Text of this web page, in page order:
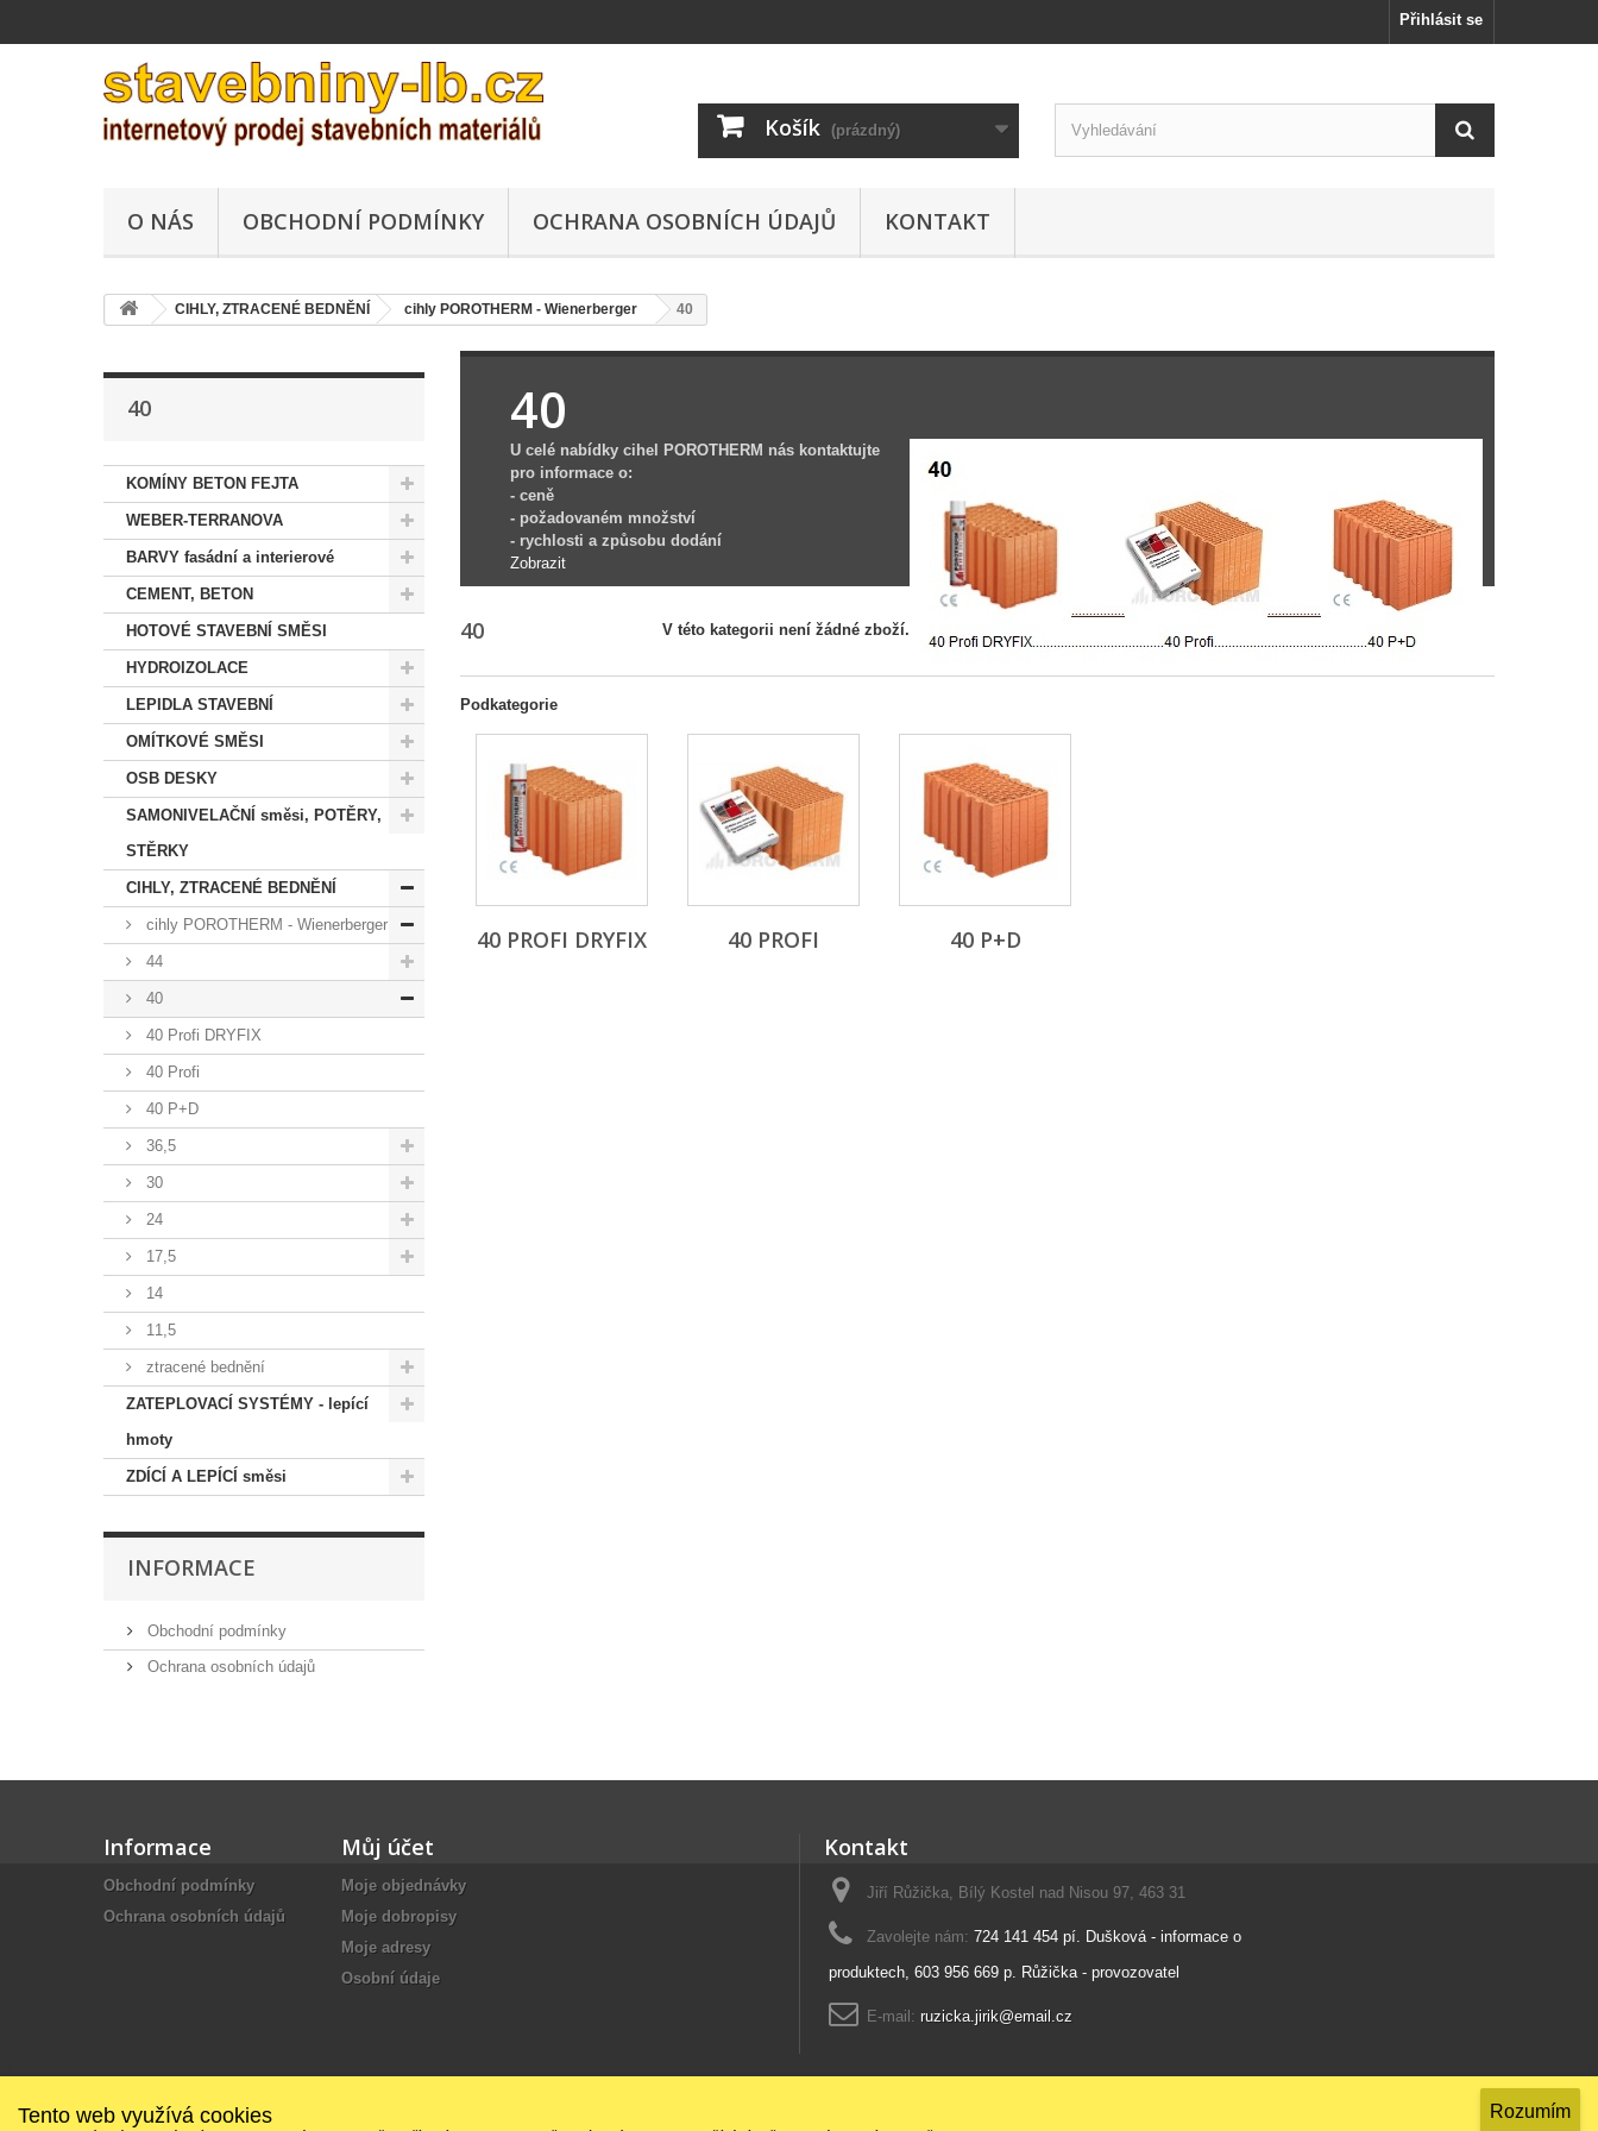
Přihlásit se
Košík (prázdný)
O NÁS OBCHODNÍ PODMÍNKY OCHRANA OSOBNÍCH ÚDAJŮ KONTAKT
CIHLY, ZTRACENÉ BEDNĚNÍ cihly POROTHERM - Wienerberger 40
40
KOMÍNY BETON FEJTA
WEBER-TERRANOVA
BARVY fasádní a interierové
CEMENT, BETON
HOTOVÉ STAVEBNÍ SMĚSI
HYDROIZOLACE
LEPIDLA STAVEBNÍ
OMÍTKOVÉ SMĚSI
OSB DESKY
SAMONIVELAČNÍ směsi, POTĚRY,
STĚRKY
CIHLY, ZTRACENÉ BEDNĚNÍ
cihly POROTHERM - Wienerberger
44
40
40 Profi DRYFIX
40 Profi
40 P+D
36,5
30
24
17,5
14
11,5
ztracené bednění
ZATEPLOVACÍ SYSTÉMY - lepící
hmoty
ZDÍCÍ A LEPÍCÍ směsi
INFORMACE
Obchodní podmínky
Ochrana osobních údajů
40
U celé nabídky cihel POROTHERM nás kontaktujte
pro informace o:
- ceně
- požadovaném množství
- rychlosti a způsobu dodání
Zobrazit
40 V této kategorii není žádné zboží.
Podkategorie
40 PROFI DRYFIX 40 PROFI 40 P+D
Informace
Obchodní podmínky
Ochrana osobních údajů
© 2026 - Internetový obchod PrestaShop™
Můj účet
Moje objednávky
Moje dobropisy
Moje adresy
Osobní údaje
Kontakt
Jiří Růžička, Bílý Kostel nad Nisou 97, 463 31
Zavolejte nám: 724 141 454 pí. Dušková - informace o
produktech, 603 956 669 p. Růžička - provozovatel
E-mail: ruzicka.jirik@email.cz
Tento web využívá cookies Rozumím